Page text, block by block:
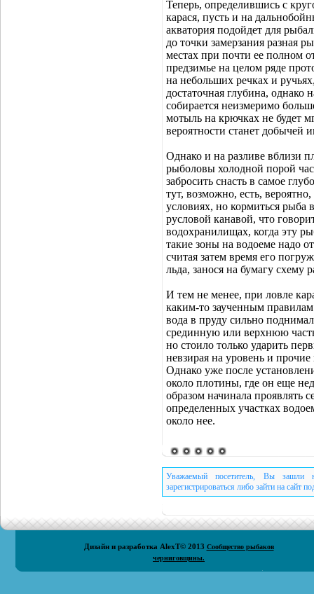
Теперь, определившись с
карася, пусть и на
акватория подойдет для
до точки замерзания разная
местах при почти ее полном
предзимье на целом ряде
на небольших речках и
достаточная глубина,
собирается неизмеримо
мотыль на крючках не будет
вероятности станет добычей
Однако и на разливе вблизи
рыболовы холодной порой
забросить снасть в самое
тут, возможно, есть,
условиях, но кормиться рыба
русловой канавой, что
водохранилищах, когда эту
такие зоны на водоеме надо
считая затем время его
льда, занося на бумагу схему
И тем не менее, при ловле
каким-то заученным
вода в пруду сильно
срединную или верхнюю
но стоило только ударить
невзирая на уровень и
Однако уже после
около плотины, где он еще
образом начинала проявлять
определенных участках
около нее.
Уважаемый посетитель, Вы зашли
зарегистрироваться либо зайти на сайт
Дизайн и разработка AlexT© 2013 Сообщество рыбаков
черниговщины.